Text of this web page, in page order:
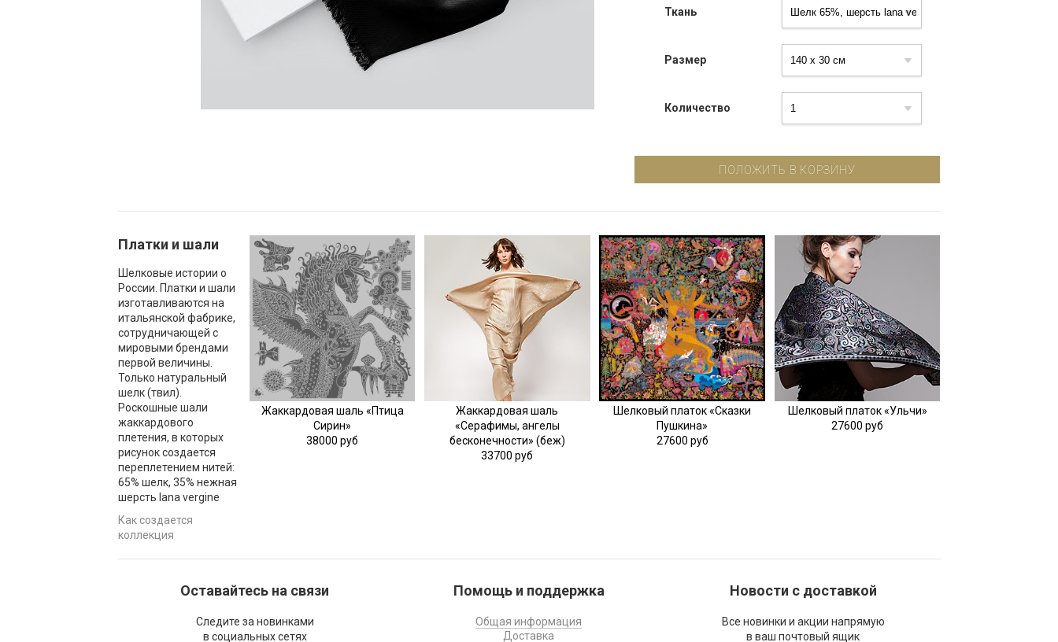
Ткань
Размер
Количество
Платки и шали
Шелковые истории о
России. Платки и шали
изготавливаются на
итальянской фабрике,
сотрудничающей с
мировыми брендами
первой величины.
Только натуральный
шелк (твил).
Роскошные шали
жаккардового
плетения, в которых
рисунок создается
переплетением нитей:
65% шелк, 35% нежная
шерсть lana vergine
Как создается
коллекция
Жаккардовая шаль «Птица
Сирин»
38000 руб
Жаккардовая шаль
«Серафимы, ангелы
бесконечности» (беж)
33700 руб
Шелковый платок «Сказки
Пушкина»
27600 руб
Шелковый платок «Ульчи»
27600 руб
Оставайтесь на связи
Следите за новинками
в социальных сетях
Помощь и поддержка
Общая информация
Доставка
Новости с доставкой
Все новинки и акции напрямую
в ваш почтовый ящик